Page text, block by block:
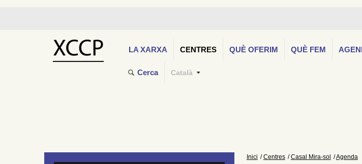
LA XARXA CENTRES QUÈ OFERIM QUÈ FEM
Cerca Català
Inici Centres Casal Mira-sol Agenda